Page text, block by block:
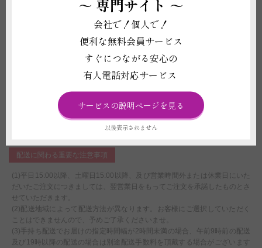
本数、ボリューム感などは仕入れ状況により異なります。また、札や花器
等、商品代金に含まれるものに記載されている資材の形状や素材等は掲載イ
を理由とする返品、返金、交換、その他の請求などには応じかねますので予
く必要がございます。設置方法の説明用紙を同封してお届けいたします。
お届けした場合は、用途が終了したスタンドを回収させていただきます。
(5)受注制作（オーダー）のため、商品作成後の変更・取り消しを承ること
ができません。制作開始後に、万が一ご注文をお取り消しされた場合も代金
はご注文者様に全額負担いただきます。
配送に関わる重要な注意事項
(1)平日15:00以降、土曜日15:00以降、及び営業時間外または休業日にいた
だいたご注文につきましては、翌営業日をもってご注文を承諾したものとさ
せていただきます。
(2)配送地域によって配送方法が異なります。お客様にご選択していただく
ことはできませんので、予めご了承くださいませ。
(3)手持ち配送でお届けの指定時間幅が2時間未満の場合、午前9時前の配送
及び19時以降の配送の場合は別途配送手数料を頂戴する場合がございます
～ 専門サイト ～
会社で！個人で！
便利な無料会員サービス
すぐにつながる安心の
有人電話対応サービス
サービスの説明ページを見る
以後表示されません